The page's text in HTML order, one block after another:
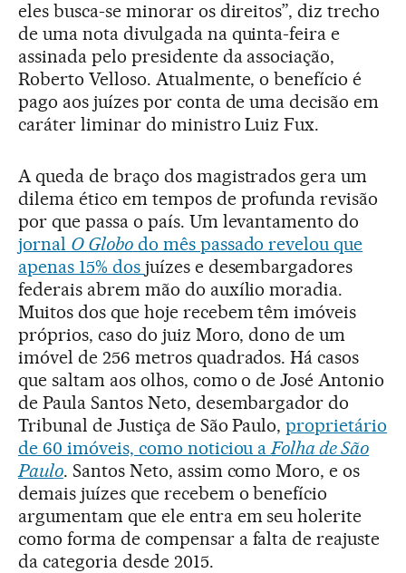
eles busca-se minorar os direitos”, diz trecho
de uma nota divulgada na quinta-feira e
assinada pelo presidente da associação,
Roberto Velloso. Atualmente, o benefício é
pago aos juízes por conta de uma decisão em
caráter liminar do ministro Luiz Fux.
A queda de braço dos magistrados gera um
dilema ético em tempos de profunda revisão
por que passa o país. Um levantamento do
jornal O Globodo mês passado revelou que
apenas 15% dos juízes e desembargadores
federais abrem mão do auxílio moradia.
Muitos dos que hoje recebem têm imóveis
próprios, caso do juiz Moro, dono de um
imóvel de 256 metros quadrados. Há casos
que saltam aos olhos, como o de José Antonio
de Paula Santos Neto, desembargador do
Tribunal de Justiça de São Paulo,proprietário
de 60 imóveis, como noticiou a Folha de São
Paulo. Santos Neto, assim como Moro, e os
demais juízes que recebem o benefício
argumentam que ele entra em seu holerite
como forma de compensar a falta de reajuste
da categoria desde 2015.